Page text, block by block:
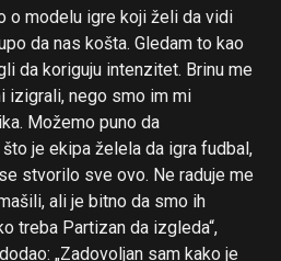
o modelu igre koji želi da vidi
da nas košta. Gledam to kao
da koriguju intenzitet. Brinu me
izigrali, nego smo im mi
Možemo puno da
je ekipa želela da igra fudbal,
stvorilo sve ovo. Ne raduje me
ali je bitno da smo ih
treba Partizan da izgleda“,
„Zadovoljan sam kako je